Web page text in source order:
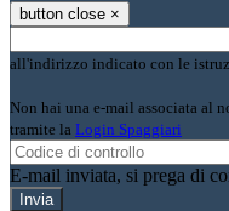
button close ×
all'indirizzo indicato con le
Non hai una e-mail associata al
tramite la Login Spaggiari
E-mail inviata, si prega di